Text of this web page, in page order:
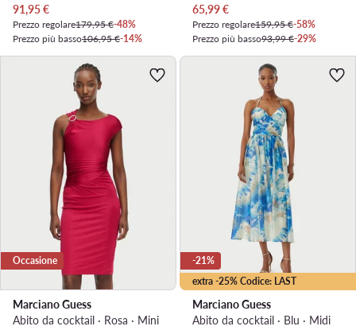
Prezzo attuale
91,95€
Prezzo regolare179,95 €-48%
Prezzo più basso106,95 €-14%
Prezzo attuale
65,99€
Prezzo regolare159,95 €-58%
Prezzo più basso93,99 €-29%
Occasione
Marciano Guess
Abito da cocktail · Rosa · Mini
extra -25% Codice: LAST
-21%
Marciano Guess
Abito da cocktail · Blu · Midi